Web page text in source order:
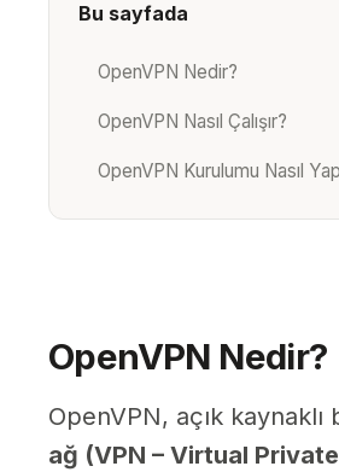
Bu sayfada
OpenVPN Nedir?
OpenVPN Nasıl Çalışır?
OpenVPN Kurulumu Nasıl
OpenVPN Nedir?
OpenVPN, açık kaynaklı
ağ (VPN – Virtual